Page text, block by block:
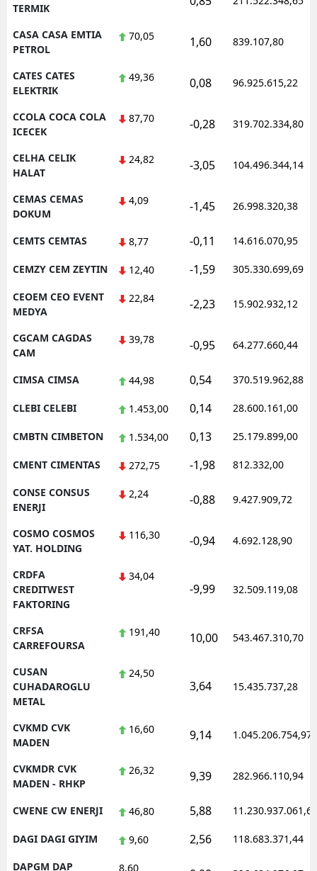
TERMIK
CASA CASA EMTIA
PETROL
70,05 1,60 839.107,80
CATES CATES
ELEKTRIK
49,36 0,08 96.925.615,22
CCOLA COCA COLA
ICECEK
87,70 -0,28 319.702.334,80
CELHA CELIK
HALAT
24,82 -3,05 104.496.344,14
CEMAS CEMAS
DOKUM
4,09 -1,45 26.998.320,38
CEMTS CEMTAS 8,77 -0,11 14.616.070,95
CEMZY CEM ZEYTIN 12,40 -1,59 305.330.699,69
CEOEM CEO EVENT
MEDYA
22,84 -2,23 15.902.932,12
CGCAM CAGDAS
CAM
39,78 -0,95 64.277.660,44
CIMSA CIMSA 44,98 0,54 370.519.962,88
CLEBI CELEBI 1.453,00 0,14 28.600.161,00
CMBTN CIMBETON 1.534,00 0,13 25.179.899,00
CMENT CIMENTAS 272,75 -1,98 812.332,00
CONSE CONSUS
ENERJI
2,24 -0,88 9.427.909,72
COSMO COSMOS
YAT. HOLDING
116,30 -0,94 4.692.128,90
CRDFA
CREDITWEST
FAKTORING
34,04
-9,99 32.509.119,08
CRFSA
CARREFOURSA
191,40 10,00 543.467.310,70
CUSAN
CUHADAROGLU
METAL
24,50
3,64 15.435.737,28
CVKMD CVK
MADEN
16,60 9,14 1.045.206.754,97
CVKMDR CVK
MADEN - RHKP
26,32 9,39 282.966.110,94
CWENE CW ENERJI 46,80 5,88 11.230.937.061,62
DAGI DAGI GIYIM 9,60 2,56 118.683.371,44
DAPGM DAP
8,60